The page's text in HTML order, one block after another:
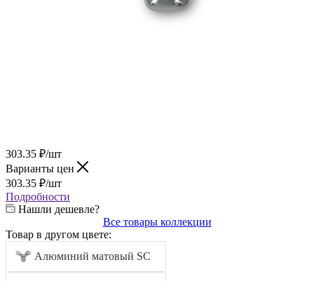
303.35 ₽/шт
Варианты цен
303.35 ₽/шт
Подробности
Нашли дешевле?
Все товары коллекции
Товар в другом цвете:
Алюминий матовый SC